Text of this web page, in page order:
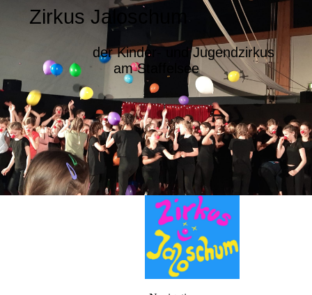
Zirkus Jaloschum
der Kinder- und Jugendzirkus
am Staffelsee